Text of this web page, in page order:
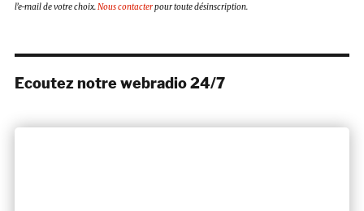
l’e-mail de votre choix.Nous contacterpour toute désinscription.
Ecoutez notre webradio 24/7